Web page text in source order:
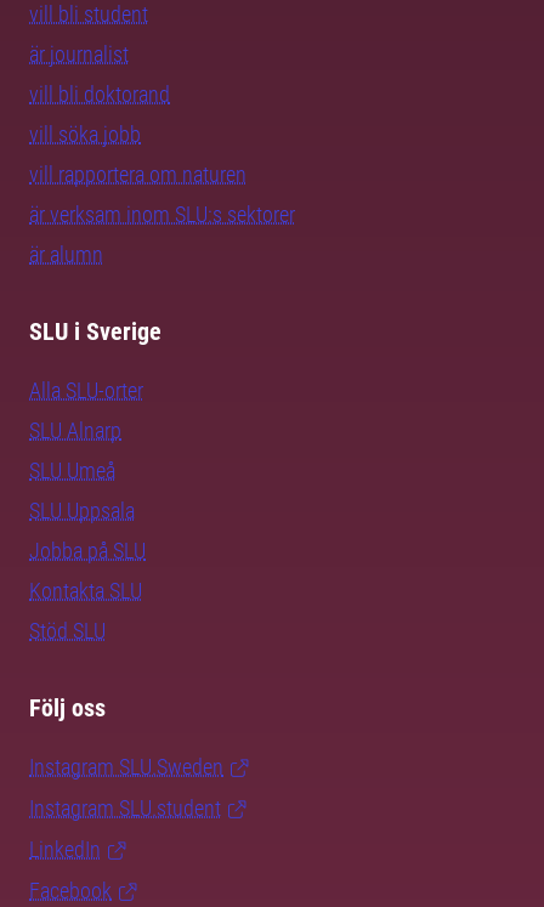
vill bli student
är journalist
vill bli doktorand
vill söka jobb
vill rapportera om naturen
är verksam inom SLU:s sektorer
är alumn
SLU i Sverige
Alla SLU-orter
SLU Alnarp
SLU Umeå
SLU Uppsala
Jobba på SLU
Kontakta SLU
Stöd SLU
Följ oss
Instagram SLU.Sweden
Instagram SLU.student
LinkedIn
Facebook